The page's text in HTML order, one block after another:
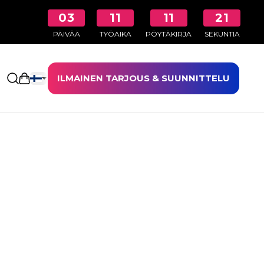
03
PÄIVÄÄ
11
TYÖAIKA
11
PÖYTÄKIRJA
20
SEKUNTIA
Avaa ostoskoriILMAINEN TARJOUS & SUUNNITTELU